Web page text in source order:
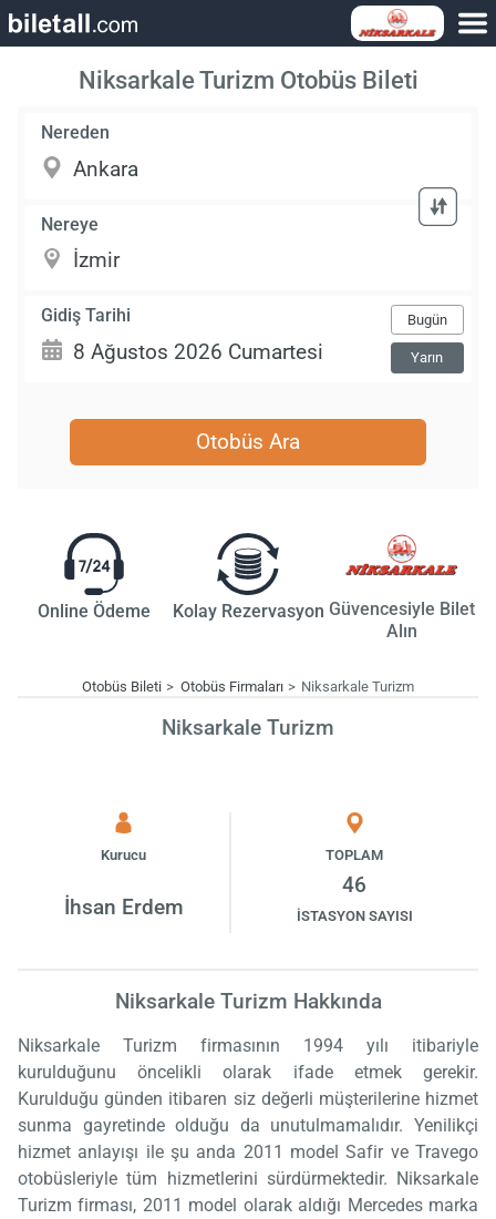
Niksarkale Turizm Otobüs Bileti
Nereden
Nereye
Gidiş Tarihi Bugün
Yarın
Otobüs Ara
Online Ödeme Kolay Rezervasyon Güvencesiyle Bilet
Alın
Otobüs Bileti Otobüs Firmaları Niksarkale Turizm
Niksarkale Turizm
Kurucu
İhsan Erdem
TOPLAM
46
İSTASYON SAYISI
Niksarkale Turizm Hakkında
Niksarkale Turizm firmasının 1994 yılı itibariyle
kurulduğunu öncelikli olarak ifade etmek gerekir.
Kurulduğu günden itibaren siz değerli müşterilerine hizmet
sunma gayretinde olduğu da unutulmamalıdır. Yenilikçi
hizmet anlayışı ile şu anda 2011 model Safir ve Travego
otobüsleriyle tüm hizmetlerini sürdürmektedir. Niksarkale
Turizm firması, 2011 model olarak aldığı Mercedes marka